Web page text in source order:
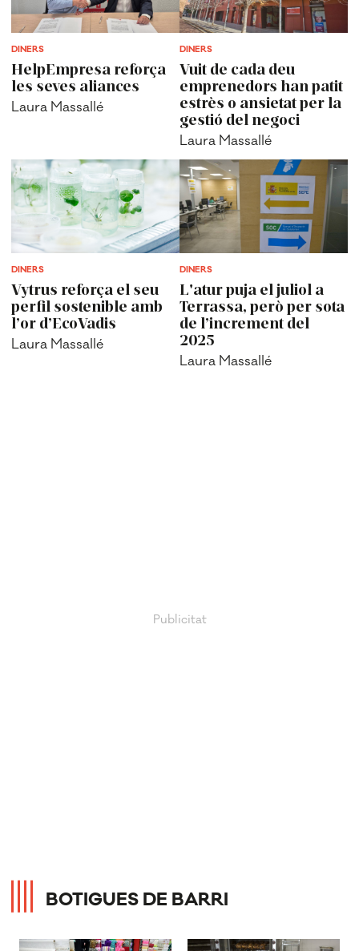
DINERS
HelpEmpresa reforça
les seves aliances
Laura Massallé
DINERS
Vuit de cada deu
emprenedors han patit
estrès o ansietat per la
gestió del negoci
Laura Massallé
DINERS
Vytrus reforça el seu
perfil sostenible amb
l’or d’EcoVadis
Laura Massallé
DINERS
L'atur puja el juliol a
Terrassa, però per sota
de l’increment del
2025
Laura Massallé
BOTIGUES DE BARRI